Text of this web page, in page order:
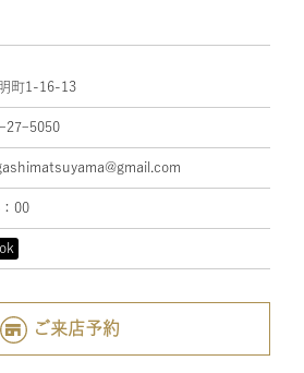
町1-16-13
27ｰ5050
00
ご来店予約